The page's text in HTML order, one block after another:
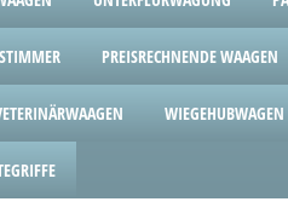
PREISRECHNENDE WAAGEN
WIEGEHUBWAGEN